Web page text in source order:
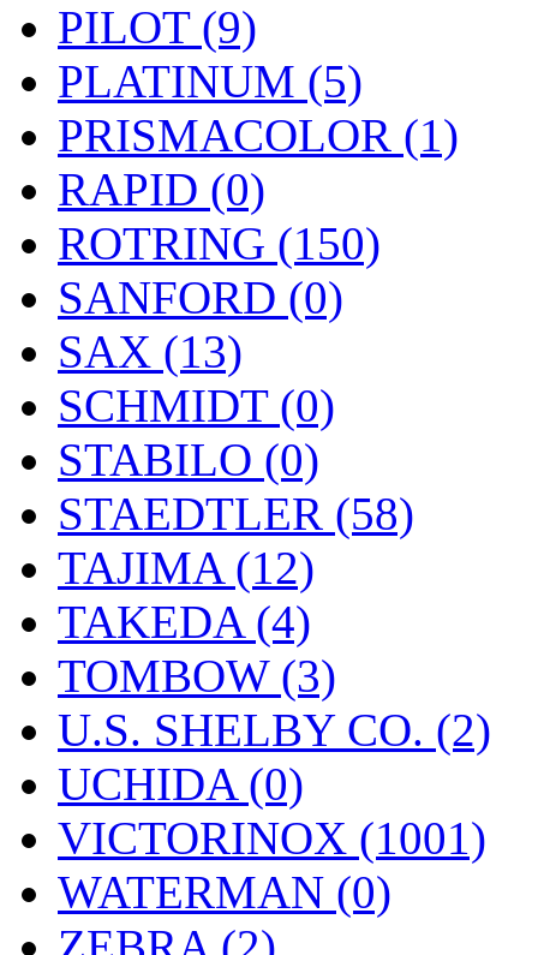
PILOT (9)
PLATINUM (5)
PRISMACOLOR (1)
RAPID (0)
ROTRING (150)
SANFORD (0)
SAX (13)
SCHMIDT (0)
STABILO (0)
STAEDTLER (58)
TAJIMA (12)
TAKEDA (4)
TOMBOW (3)
U.S. SHELBY CO. (2)
UCHIDA (0)
VICTORINOX (1001)
WATERMAN (0)